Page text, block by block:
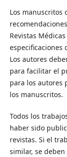
Los manuscritos
Revistas Médicas
especificaciones
Los autores
para facilitar el
para los autores
los manuscritos.
Todos los
haber sido
revistas. Si el
similar, se